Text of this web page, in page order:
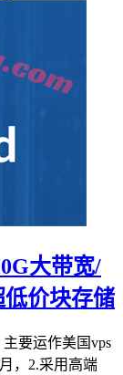
大带宽/
价块存储
要运作美国vps
，2.采用高端